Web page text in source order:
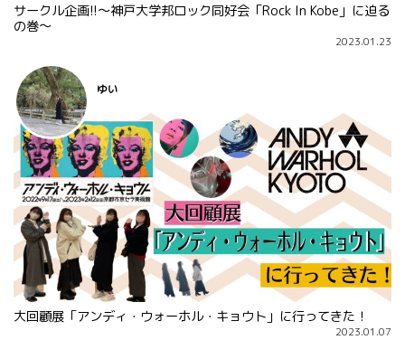
サークル企画!!～神戸大学邦ロック同好会「Rock In Kobe」に迫る
の巻～
2023.01.23
大回顧展「アンディ・ウォーホル・キョウト」に行ってきた！
2023.01.07
ゆい